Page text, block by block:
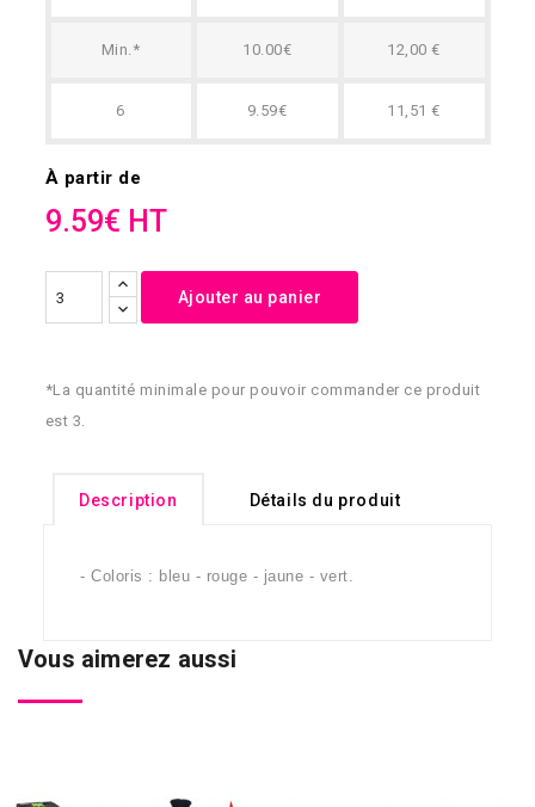
Min.* 10.00€ 12,00 €
6 9.59€ 11,51 €
À partir de
9.59€ HT
Ajouter au panier
*La quantité minimale pour pouvoir commander ce produit
est 3.
Description Détails du produit
- Coloris : bleu - rouge - jaune - vert.
Vous aimerez aussi